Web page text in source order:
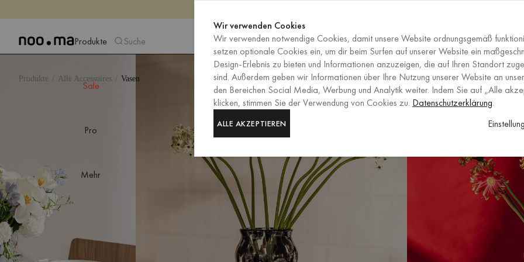
Produkte
Sale
Pro
Mehr
Suche DE/EURAUSWAHL VON
Produkte Alle Accessoires Vasen
Wir verwenden Cookies
Wir verwenden notwendige Cookies, damit unsere Website ordnungsgemäß
setzen optionale Cookies ein, um dir beim Surfen auf unserer Website ein
Design-Erlebnis zu bieten und Informationen anzuzeigen, die auf Ihren Standort
sind. Außerdem geben wir Informationen über Ihre Nutzung unserer Website an
den Bereichen Social Media, Werbung und Analytik weiter. Indem Sie auf „Alle
klicken, stimmen Sie der Verwendung von Cookies zu. Datenschutzerklärung.
ALLE AKZEPTIEREN